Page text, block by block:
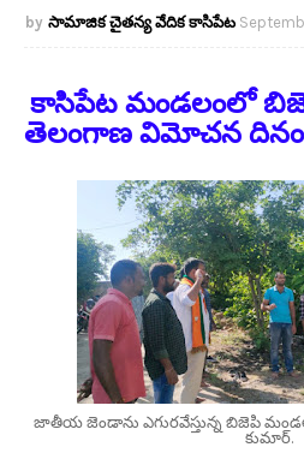
సామాజిక చైతన్య వేదిక కాసిపేట
కాసిపేట మండలంలో
తెలంగాణ విమోచన
జాతీయ జెండాను ఎగురవేస్తున్న బిజెపి
కుమార్.